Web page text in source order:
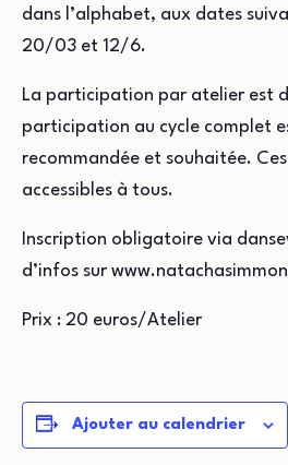
dans l’alphabet, aux dates
20/03 et 12/6.
La participation par atelier est
participation au cycle complet
recommandée et souhaitée.
accessibles à tous.
Inscription obligatoire via
d’infos sur
Prix : 20 euros/Atelier
Ajouter au calendrier